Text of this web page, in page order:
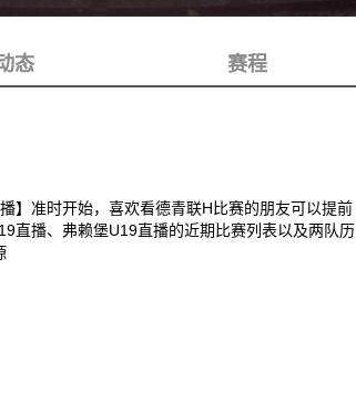
态 赛程
】准时开始，喜欢看德青联H比赛的朋友可以提前
直播、弗赖堡U19直播的近期比赛列表以及两队历